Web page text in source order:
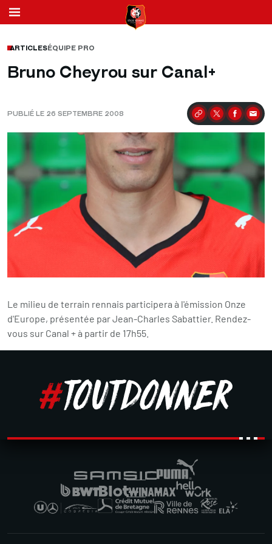
ARTICLESÉQUIPE PRO
Bruno Cheyrou sur Canal+
PUBLIÉ LE 26 SEPTEMBRE 2008 Partager
Le milieu de terrain rennais participera à l'émission Onze
d'Europe, présentée par Jean-Charles Sabattier. Rendez-
vous sur Canal + à partir de 17h55.